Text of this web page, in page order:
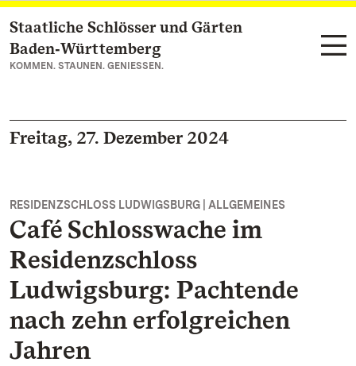
Zum Hauptinhalt springen
Staatliche Schlösser und Gärten
Baden‑Württemberg
KOMMEN. STAUNEN. GENIESSEN.
Freitag, 27. Dezember 2024
RESIDENZSCHLOSS LUDWIGSBURG | ALLGEMEINES
Café Schlosswache im
Residenzschloss
Ludwigsburg: Pachtende
nach zehn erfolgreichen
Jahren